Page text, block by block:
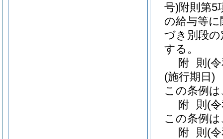
号)附則第5
の給与等
づき別段
する。
附 則 (
(施行期日)
この条例
附 則 (
この条例
附 則 (